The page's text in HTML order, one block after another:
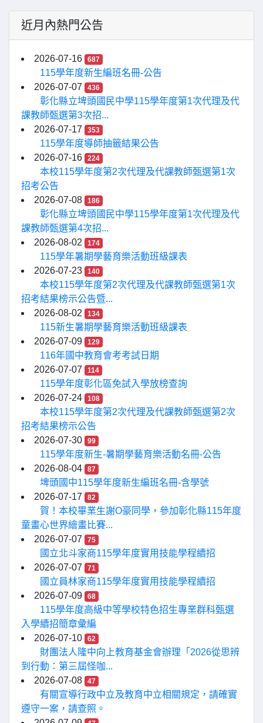
近月內熱門公告
2026-07-16 687
115學年度新生編班名冊-公告
2026-07-07
436
彰化縣立埤頭國民中學115學年度第1次代理及代
課教師甄選第3次招...
2026-07-17
353
115學年度導師抽籤結果公告
2026-07-16
224
本校115學年度第2次代理及代課教師甄選第1次
招考公告
2026-07-08
186
彰化縣立埤頭國民中學115學年度第1次代理及代
課教師甄選第4次招...
2026-08-02
174
115學年暑期學藝育樂活動班級課表
2026-07-23
140
本校115學年度第2次代理及代課教師甄選第1次
招考結果榜示公告暨...
2026-08-02
134
115新生暑期學藝育樂活動班級課表
2026-07-09
129
116年國中教育會考考試日期
2026-07-07
114
115學年度彰化區免試入學放榜查詢
2026-07-24
108
本校115學年度第2次代理及代課教師甄選第2次
招考結果榜示公告
2026-07-30
99
115學年度新生-暑期學藝育樂活動名冊-公告
2026-08-04
87
埤頭國中115學年度新生編班名冊-含學號
2026-07-17
82
賀！本校畢業生謝O豪同學，參加彰化縣115年度
童畫心世界繪畫比賽...
2026-07-07
75
國立北斗家商115學年度實用技能學程續招
2026-07-07
71
國立員林家商115學年度實用技能學程續招
2026-07-09
68
115學年度高級中等學校特色招生專業群科甄選
入學續招簡章彙編
2026-07-10
62
財團法人隆中向上教育基金會辦理「2026從思辨
到行動：第三屆怪咖...
2026-07-08
47
有關宣導行政中立及教育中立相關規定，請確實
遵守一案，請查照。